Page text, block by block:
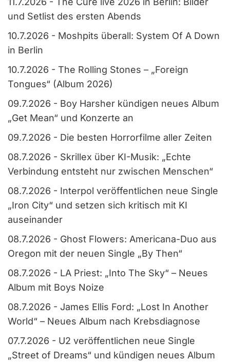
und Setlist des ersten Abends
10.7.2026 - Moshpits überall: System Of A Down
in Berlin
10.7.2026 - The Rolling Stones – „Foreign
Tongues“ (Album 2026)
09.7.2026 - Boy Harsher kündigen neues Album
„Get Mean“ und Konzerte an
09.7.2026 - Die besten Horrorfilme aller Zeiten
08.7.2026 - Skrillex über KI-Musik: „Echte
Verbindung entsteht nur zwischen Menschen“
08.7.2026 - Interpol veröffentlichen neue Single
„Iron City“ und setzen sich kritisch mit KI
auseinander
08.7.2026 - Ghost Flowers: Americana-Duo aus
Oregon mit der neuen Single „By Then“
08.7.2026 - LA Priest: „Into The Sky“ – Neues
Album mit Boys Noize
08.7.2026 - James Ellis Ford: „Lost In Another
World“ – Neues Album nach Krebsdiagnose
07.7.2026 - U2 veröffentlichen neue Single
„Street of Dreams“ und kündigen neues Album